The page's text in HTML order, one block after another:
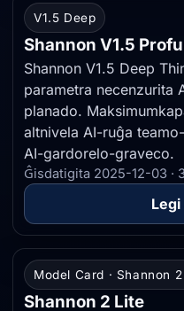
V1.5 Deep
Shannon V1.5
Shannon V1.5 Deep
parametra necenzurita
planado.
altnivela AI-ruĝa
AI-gardorelo-graveco.
Ĝisdatigita 2025-12-03 ·
Model Card · Shannon
Shannon 2 Lite